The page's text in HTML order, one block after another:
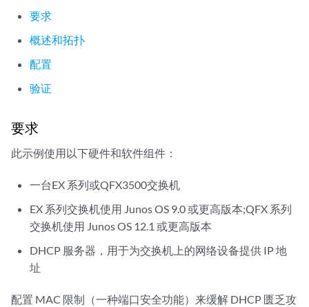
要求
概述和拓扑
配置
验证
要求
此示例使用以下硬件和软件组件：
一台EX 系列或QFX3500交换机
EX 系列交换机使用 Junos OS 9.0 或更高版本;QFX 系列
交换机使用 Junos OS 12.1 或更高版本
DHCP 服务器，用于为交换机上的网络设备提供 IP 地
址
配置 MAC 限制（一种端口安全功能）来缓解 DHCP 匮乏攻